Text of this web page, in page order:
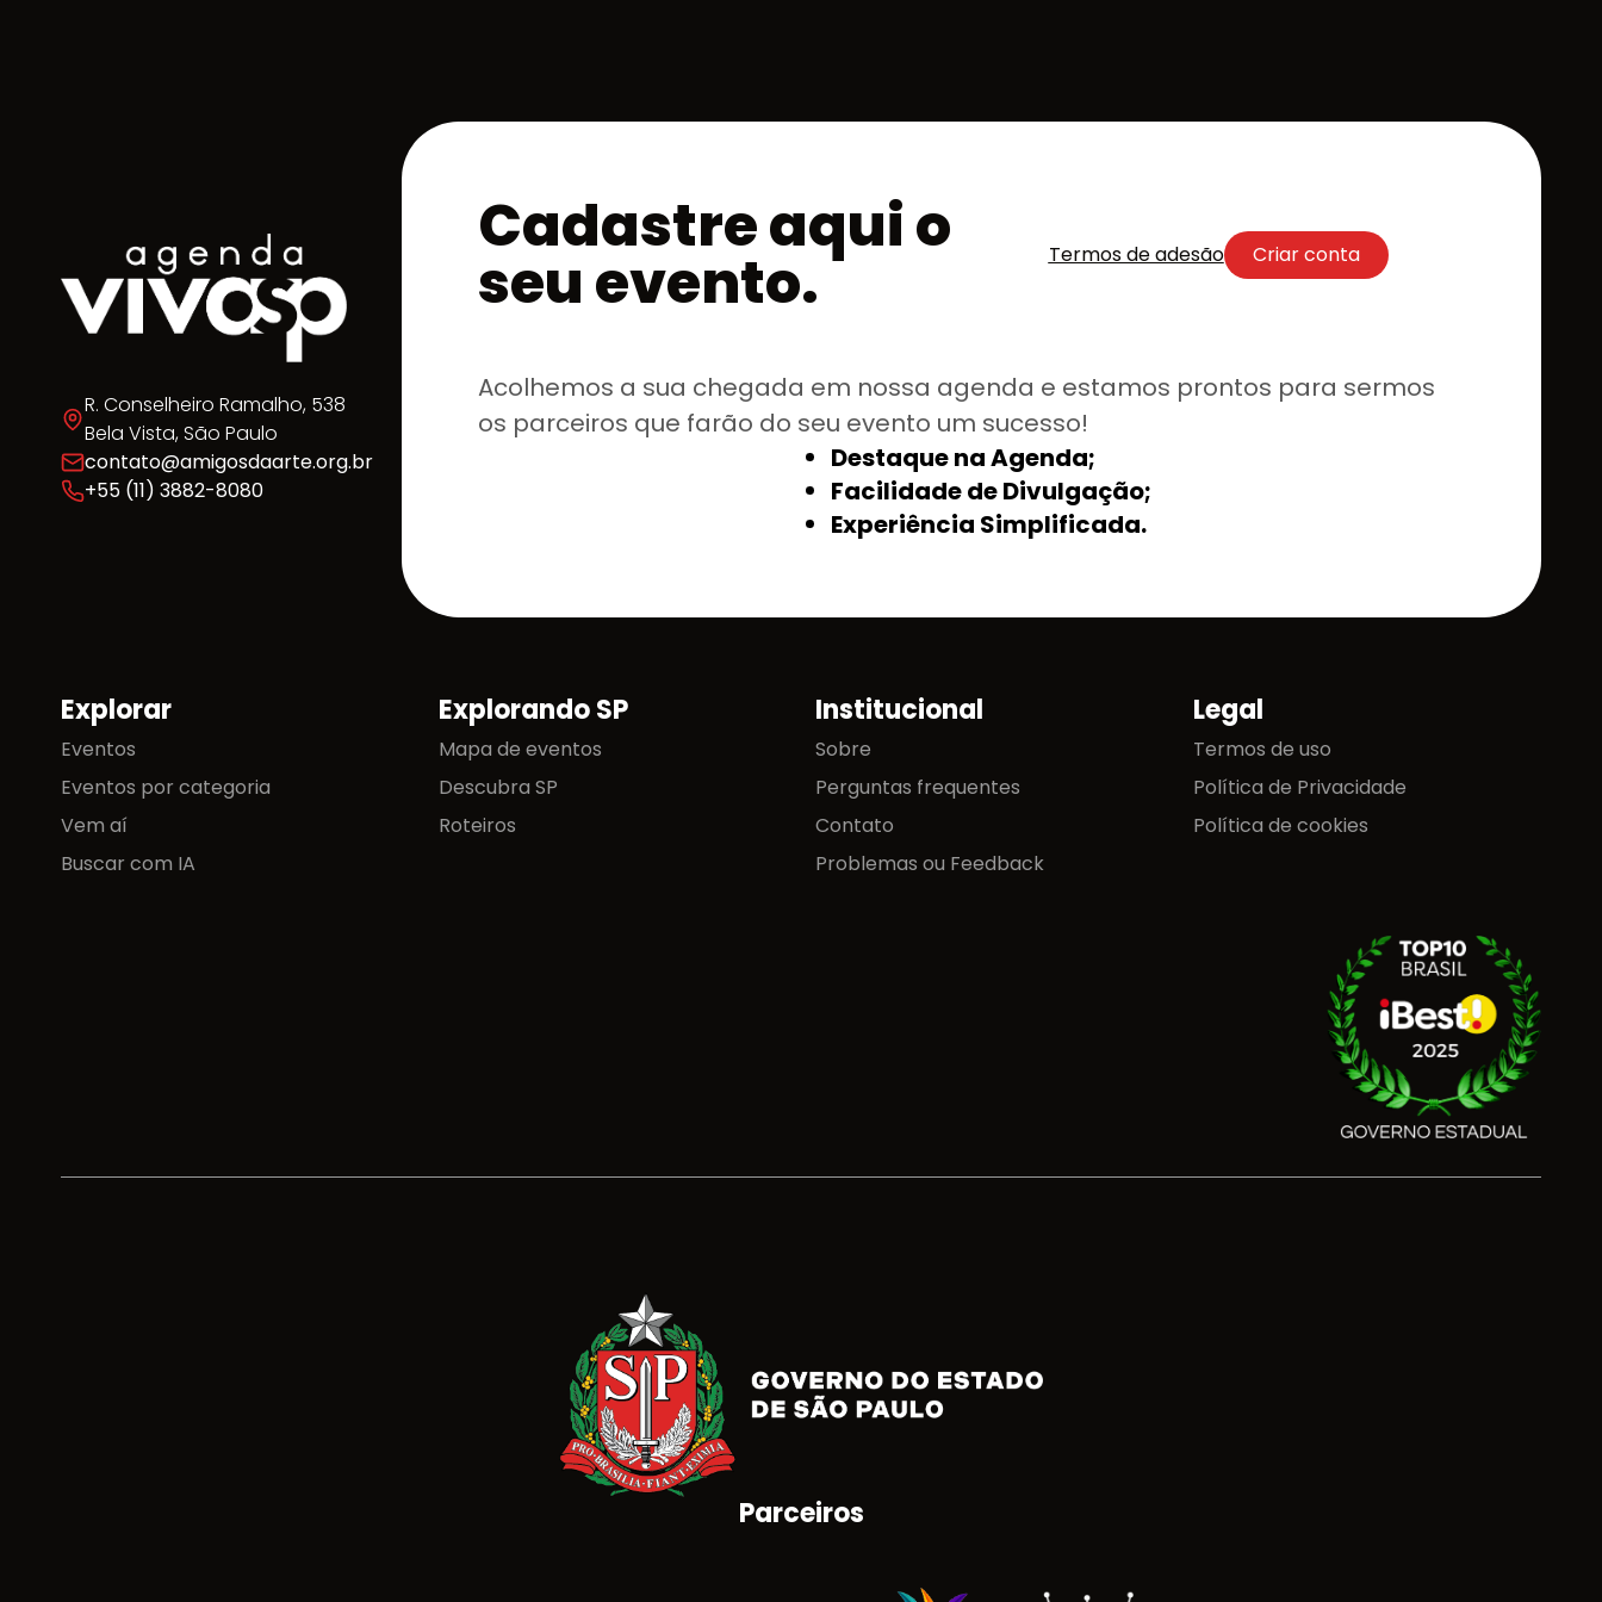
R. Conselheiro Ramalho, 538
Bela Vista, São Paulo
contato@amigosdaarte.org.br
+55 (11) 3882-8080
Cadastre aqui o
seu evento. Termos de adesão Criar conta
Acolhemos a sua chegada em nossa agenda e estamos prontos para sermos
os parceiros que farão do seu evento um sucesso!
Destaque na Agenda;
Facilidade de Divulgação;
Experiência Simplificada.
Mapa do site
Explorar
Eventos
Eventos por categoria
Vem aí
Buscar com IA
Explorando SP
Mapa de eventos
Descubra SP
Roteiros
Institucional
Sobre
Perguntas frequentes
Contato
Problemas ou Feedback
Legal
Termos de uso
Política de Privacidade
Política de cookies
Brasão do Estado de São Paulo
Parceiros